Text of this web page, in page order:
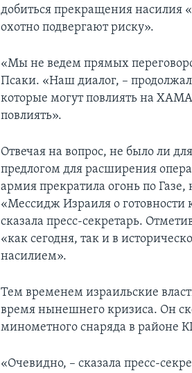
добиться прекращения насилия
охотно подвергают риску».
«Мы не ведем прямых
Псаки. «Наш диалог, –
которые могут повлиять на
повлиять».
Отвечая на вопрос, не было ли
предлогом для расширения
армия прекратила огонь по
«Мессидж Израиля о
сказала пресс-секретарь.
«как сегодня, так и в
насилием».
Тем временем израильские
время нынешнего кризиса. Он
минометного снаряда в районе
«Очевидно, – сказала пресс-